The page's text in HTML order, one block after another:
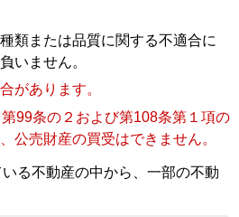
類または品質に関する不適合に
いません。
があります。
99条の２およ び第108条第１項の
公売財産の買受はできません。
る不動産の中から、一部の不動